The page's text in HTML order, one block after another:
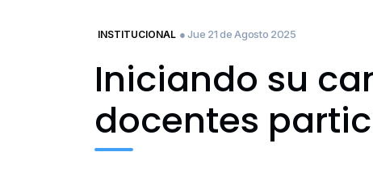
INSTITUCIONAL ● Jue 21 de Agosto 2025
Iniciando su
docentes